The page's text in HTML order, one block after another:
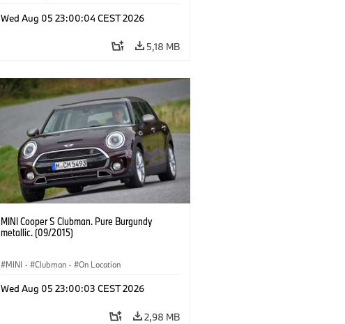
Wed Aug 05 23:00:04 CEST 2026
5,18 MB
MINI Cooper S Clubman. Pure Burgundy
metallic. (09/2015)
MINI · Clubman · On Location
Wed Aug 05 23:00:03 CEST 2026
2,98 MB